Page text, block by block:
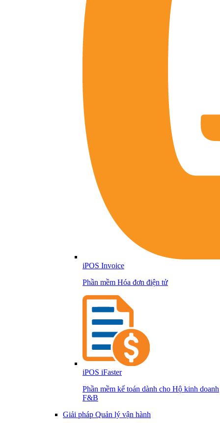
iPOS Invoice
Phần mềm Hóa đơn điện tử
iPOS iFaster
Phần mềm kế toán dành cho Hộ kinh doanh
F&B
Giải pháp Quản lý vận hành